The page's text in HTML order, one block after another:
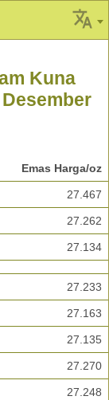
Kuna
Emas Harga/oz
27.467
27.262
27.134
27.233
27.163
27.135
27.270
27.248